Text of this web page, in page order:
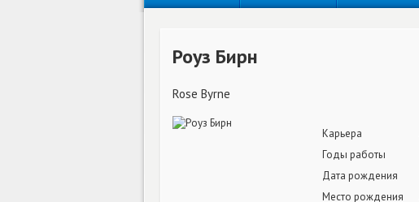
Роуз Бирн
Rose Byrne
Карьера
Годы работы
Дата рождения
Место рождения